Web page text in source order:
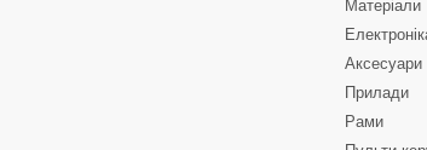
Матеріали
Аксесуари
Прилади
Рами